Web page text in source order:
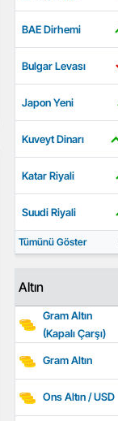
BAE Dirhemi
Bulgar Levası
Japon Yeni
Kuveyt Dinarı
Katar Riyali
Suudi Riyali
Tümünü Göster
Altın
Gram Altın
(Kapalı Çarşı)
Gram Altın
Ons Altın / USD